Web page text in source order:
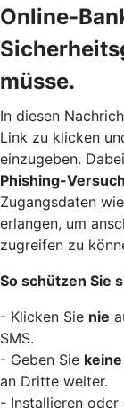
Online-
müsse.
In diesen
Link zu klicken
einzugeben.
Phishing-
Zugangsdaten
erlangen, um
zugreifen zu
So schützen Sie
- Klicken Sie nie
SMS.
- Geben Sie
an Dritte weiter.
- Installieren oder